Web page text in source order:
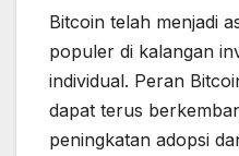
Bitcoin telah menjadi
populer di kalangan
individual. Peran
dapat terus
peningkatan adopsi